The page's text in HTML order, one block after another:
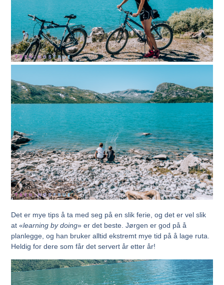
Det er mye tips å ta med seg på en slik ferie, og det er vel slik
at «learning by doing» er det beste. Jørgen er god på å
planlegge, og han bruker alltid ekstremt mye tid på å lage ruta.
Heldig for dere som får det servert år etter år!